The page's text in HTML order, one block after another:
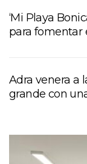
‘Mi Playa
para fomentar
Adra venera a
grande con